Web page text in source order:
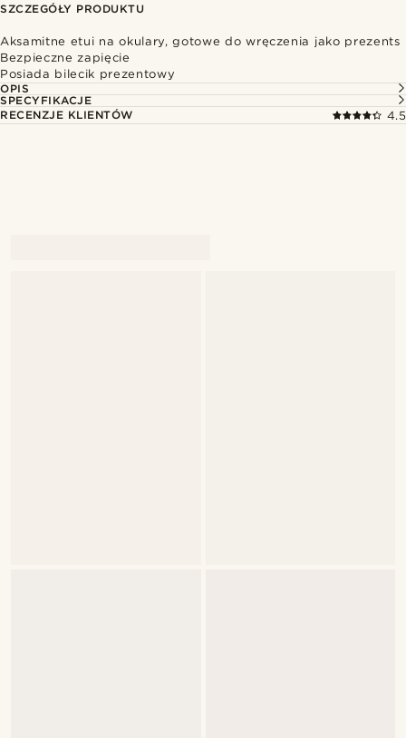
SZCZEGÓŁY PRODUKTU
Aksamitne etui na okulary, gotowe do wręczenia jako prezents
Bezpieczne zapięcie
Posiada bilecik prezentowy
OPIS
SPECYFIKACJE
RECENZJE KLIENTÓW
4.5